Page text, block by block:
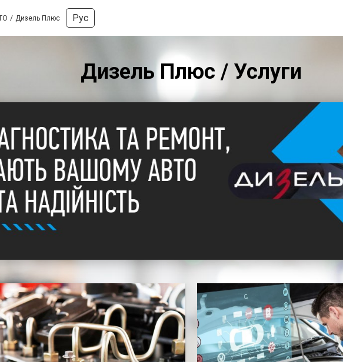
Дизель Плюс Рус
Дизель Плюс / Услуги